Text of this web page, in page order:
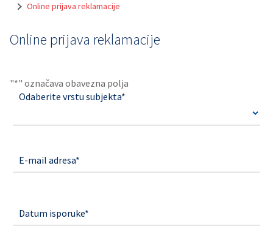
Online prijava reklamacije
Online prijava reklamacije
"*" označava obavezna polja
Odaberite vrstu subjekta*
E-mail adresa*
Datum isporuke*